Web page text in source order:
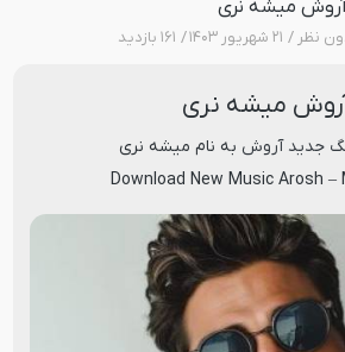
آروش میشه نری
نظر ۲۱ شهریور ۱۴۰۳ ۱۶۱ بازدید
میشه نری
جدید آروش به نام میشه نری
Download New Music Arosh –